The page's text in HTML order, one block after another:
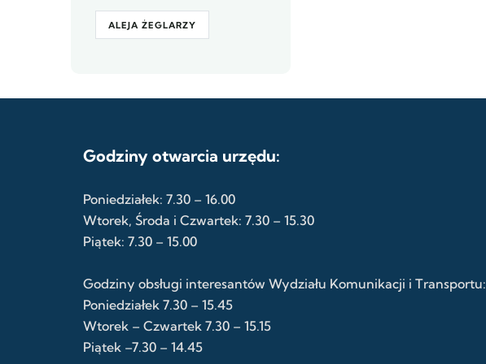
ALEJA ŻEGLARZY
Godziny otwarcia urzędu:
Poniedziałek: 7.30 – 16.00
Wtorek, Środa i Czwartek: 7.30 – 15.30
Piątek: 7.30 – 15.00
Godziny obsługi interesantów Wydziału Komunikacji i Transportu:
Poniedziałek 7.30 – 15.45
Wtorek – Czwartek 7.30 – 15.15
Piątek –7.30 – 14.45